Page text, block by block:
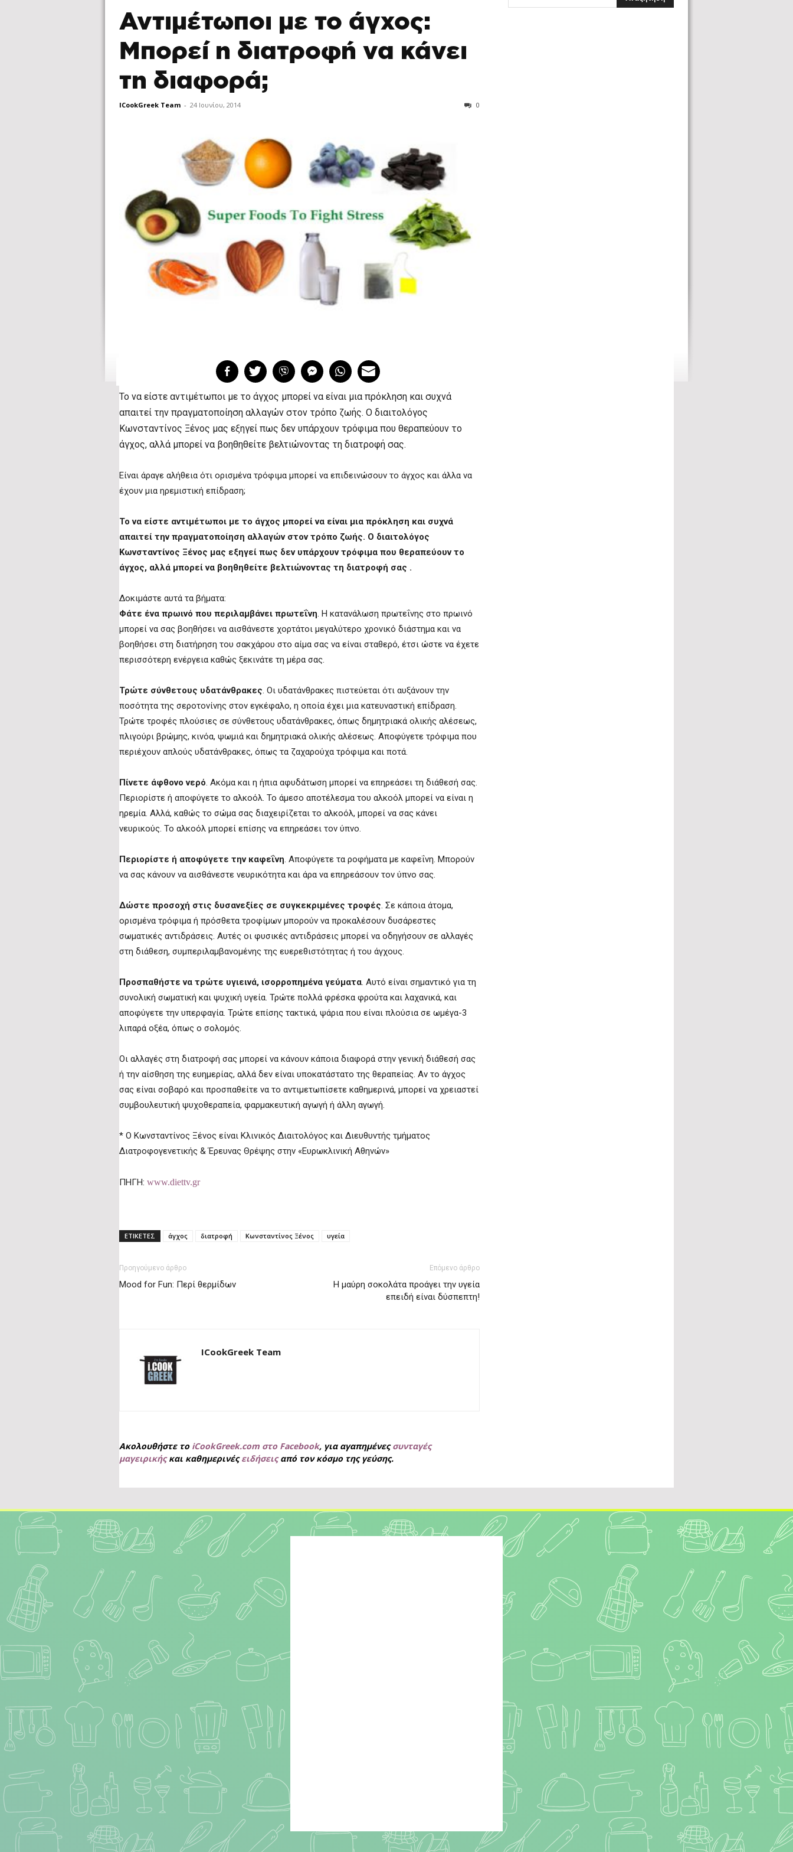
Αντιμέτωποι με το άγχος:
Μπορεί η διατροφή να κάνει
τη διαφορά;
ICookGreek Team - 24 Ιουνίου, 2014 0
Το να είστε αντιμέτωποι με το άγχος μπορεί να είναι μια πρόκληση και συχνά
απαιτεί την πραγματοποίηση αλλαγών στον τρόπο ζωής. O διαιτολόγος
Κωνσταντίνος Ξένος μας εξηγεί πως δεν υπάρχουν τρόφιμα που θεραπεύουν το
άγχος, αλλά μπορεί να βοηθηθείτε βελτιώνοντας τη διατροφή σας.
Είναι άραγε αλήθεια ότι ορισμένα τρόφιμα μπορεί να επιδεινώσουν το άγχος και άλλα να
έχουν μια ηρεμιστική επίδραση;
Το να είστε αντιμέτωποι με το άγχος μπορεί να είναι μια πρόκληση και συχνά
απαιτεί την πραγματοποίηση αλλαγών στον τρόπο ζωής. O διαιτολόγος
Κωνσταντίνος Ξένος μας εξηγεί πως δεν υπάρχουν τρόφιμα που θεραπεύουν το
άγχος, αλλά μπορεί να βοηθηθείτε βελτιώνοντας τη διατροφή σας .
Δοκιμάστε αυτά τα βήματα:
Φάτε ένα πρωινό που περιλαμβάνει πρωτεΐνη. Η κατανάλωση πρωτεΐνης στο πρωινό
μπορεί να σας βοηθήσει να αισθάνεστε χορτάτοι μεγαλύτερο χρονικό διάστημα και να
βοηθήσει στη διατήρηση του σακχάρου στο αίμα σας να είναι σταθερό, έτσι ώστε να έχετε
περισσότερη ενέργεια καθώς ξεκινάτε τη μέρα σας.
Τρώτε σύνθετους υδατάνθρακες. Οι υδατάνθρακες πιστεύεται ότι αυξάνουν την
ποσότητα της σεροτονίνης στον εγκέφαλο, η οποία έχει μια κατευναστική επίδραση.
Τρώτε τροφές πλούσιες σε σύνθετους υδατάνθρακες, όπως δημητριακά ολικής αλέσεως,
πλιγούρι βρώμης, κινόα, ψωμιά και δημητριακά ολικής αλέσεως. Αποφύγετε τρόφιμα που
περιέχουν απλούς υδατάνθρακες, όπως τα ζαχαρούχα τρόφιμα και ποτά.
Πίνετε άφθονο νερό. Ακόμα και η ήπια αφυδάτωση μπορεί να επηρεάσει τη διάθεσή σας.
Περιορίστε ή αποφύγετε το αλκοόλ. Το άμεσο αποτέλεσμα του αλκοόλ μπορεί να είναι η
ηρεμία. Αλλά, καθώς το σώμα σας διαχειρίζεται το αλκοόλ, μπορεί να σας κάνει
νευρικούς. Το αλκοόλ μπορεί επίσης να επηρεάσει τον ύπνο.
Περιορίστε ή αποφύγετε την καφεΐνη. Αποφύγετε τα ροφήματα με καφεΐνη. Μπορούν
να σας κάνουν να αισθάνεστε νευρικότητα και άρα να επηρεάσουν τον ύπνο σας.
Δώστε προσοχή στις δυσανεξίες σε συγκεκριμένες τροφές. Σε κάποια άτομα,
ορισμένα τρόφιμα ή πρόσθετα τροφίμων μπορούν να προκαλέσουν δυσάρεστες
σωματικές αντιδράσεις. Αυτές οι φυσικές αντιδράσεις μπορεί να οδηγήσουν σε αλλαγές
στη διάθεση, συμπεριλαμβανομένης της ευερεθιστότητας ή του άγχους.
Προσπαθήστε να τρώτε υγιεινά, ισορροπημένα γεύματα. Αυτό είναι σημαντικό για τη
συνολική σωματική και ψυχική υγεία. Τρώτε πολλά φρέσκα φρούτα και λαχανικά, και
αποφύγετε την υπερφαγία. Τρώτε επίσης τακτικά, ψάρια που είναι πλούσια σε ωμέγα-3
λιπαρά οξέα, όπως ο σολομός.
Οι αλλαγές στη διατροφή σας μπορεί να κάνουν κάποια διαφορά στην γενική διάθεσή σας
ή την αίσθηση της ευημερίας, αλλά δεν είναι υποκατάστατο της θεραπείας. Αν το άγχος
σας είναι σοβαρό και προσπαθείτε να το αντιμετωπίσετε καθημερινά, μπορεί να χρειαστεί
συμβουλευτική ψυχοθεραπεία, φαρμακευτική αγωγή ή άλλη αγωγή.
* Ο Κωνσταντίνος Ξένος είναι Κλινικός Διαιτολόγος και Διευθυντής τμήματος
Διατροφογενετικής & Έρευνας Θρέψης στην «Ευρωκλινική Αθηνών»
ΠΗΓΗ: www.diettv.gr
ΕΤΙΚΕΤΕΣ άγχος διατροφή Κωνσταντίνος Ξένος υγεία
Προηγούμενο άρθρο
Mood for Fun: Περί θερμίδων
Επόμενο άρθρο
Η μαύρη σοκολάτα προάγει την υγεία
επειδή είναι δύσπεπτη!
ICookGreek Team
Ακολουθήστε το iCookGreek.com στο Facebook, για αγαπημένεςσυνταγές
μαγειρικήςκαι καθημερινέςειδήσειςαπό τον κόσμο της γεύσης.